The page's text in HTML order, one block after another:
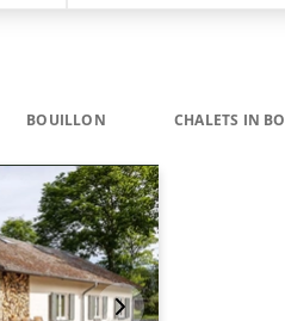
BOUILLON CHALETS IN